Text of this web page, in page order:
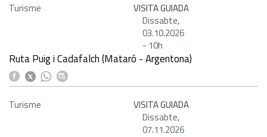
Turisme
VISITA GUIADA
Dissabte,
03.10.2026
- 10h
Ruta Puig i Cadafalch (Mataró - Argentona)
Turisme
VISITA GUIADA
Dissabte,
07.11.2026